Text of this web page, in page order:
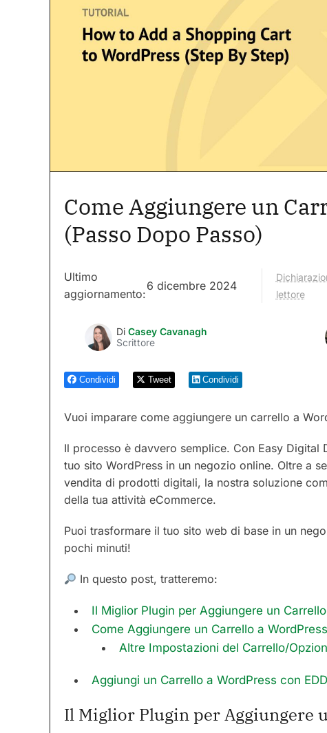
Come Aggiungere un
(Passo Dopo Passo)
Ultimo
aggiornamento:
6 dicembre 2024
lettore
Di Casey Cavanagh
Scrittore
Condividi Tweet Condividi
Vuoi imparare come aggiungere un carrello a
Il processo è davvero semplice. Con Easy
tuo sito WordPress in un negozio online. Oltre a
vendita di prodotti digitali, la nostra soluzione
della tua attività eCommerce.
Puoi trasformare il tuo sito web di base in un
pochi minuti!
In questo post, tratteremo:
Il Miglior Plugin per Aggiungere un
Come Aggiungere un Carrello a WordPress
Altre Impostazioni del Carrello/
Aggiungi un Carrello a WordPress con
Il Miglior Plugin per Aggiungere